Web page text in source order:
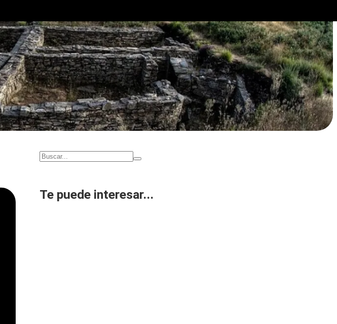
Buscar
Te puede interesar...